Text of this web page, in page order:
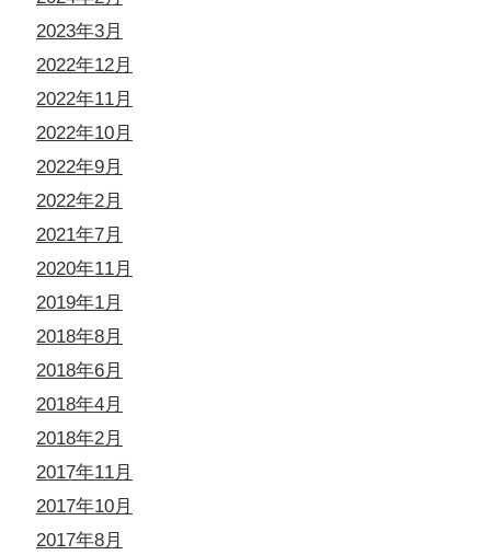
2023年3月
2022年12月
2022年11月
2022年10月
2022年9月
2022年2月
2021年7月
2020年11月
2019年1月
2018年8月
2018年6月
2018年4月
2018年2月
2017年11月
2017年10月
2017年8月